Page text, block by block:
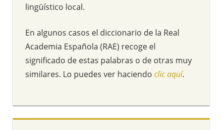
lingüístico local.
En algunos casos el diccionario de la Real
Academia Española (RAE) recoge el
significado de estas palabras o de otras muy
similares. Lo puedes ver haciendo clic aquí.